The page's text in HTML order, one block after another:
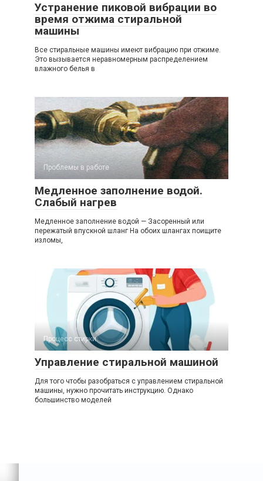
Устранение пиковой вибрации во
время отжима стиральной
машины
Все стиральные машины имеют вибрацию при отжиме.
Это вызывается неравномерным распределением
влажного белья в
Проблемы в работе
Медленное заполнение водой.
Слабый нагрев
Медленное заполнение водой — Засоренный или
пережатый впускной шланг На обоих шлангах поищите
изломы,
Процесс стирки
Управление стиральной машиной
Для того чтобы разобраться с управлением стиральной
машины, нужно прочитать инструкцию. Однако
большинство моделей